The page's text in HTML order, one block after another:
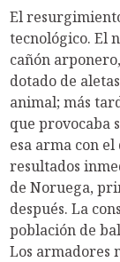
El
tecnológico. El
cañón
dotado de
animal; más
que provocaba
esa arma con
resultados
de Noruega,
después. La
población de
Los armadores